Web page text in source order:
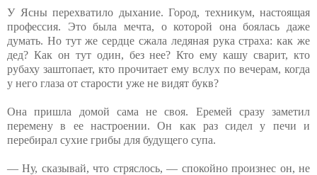
У Ясны перехватило дыхание. Город, техникум, настоящая
профессия. Это была мечта, о которой она боялась даже
думать. Но тут же сердце сжала ледяная рука страха: как же
дед? Как он тут один, без нее? Кто ему кашу сварит, кто
рубаху заштопает, кто прочитает ему вслух по вечерам, когда
у него глаза от старости уже не видят букв?
Она пришла домой сама не своя. Еремей сразу заметил
перемену в ее настроении. Он как раз сидел у печи и
перебирал сухие грибы для будущего супа.
— Ну, сказывай, что стряслось, — спокойно произнес он, не